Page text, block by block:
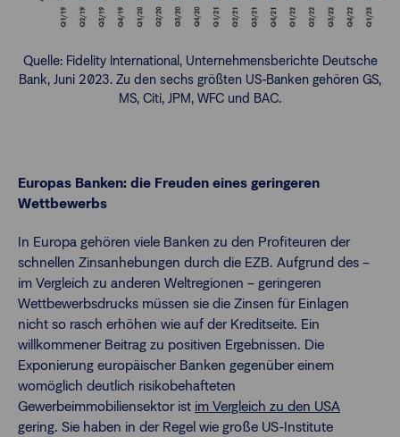
Quelle: Fidelity International, Unternehmensberichte Deutsche
Bank, Juni 2023. Zu den sechs größten US-Banken gehören GS,
MS, Citi, JPM, WFC und BAC.
Europas Banken: die Freuden eines geringeren
Wettbewerbs
In Europa gehören viele Banken zu den Profiteuren der
schnellen Zinsanhebungen durch die EZB. Aufgrund des –
im Vergleich zu anderen Weltregionen – geringeren
Wettbewerbsdrucks müssen sie die Zinsen für Einlagen
nicht so rasch erhöhen wie auf der Kreditseite. Ein
willkommener Beitrag zu positiven Ergebnissen. Die
Exponierung europäischer Banken gegenüber einem
womöglich deutlich risikobehafteten
Gewerbeimmobiliensektor ist im Vergleich zu den USA
gering. Sie haben in der Regel wie große US-Institute